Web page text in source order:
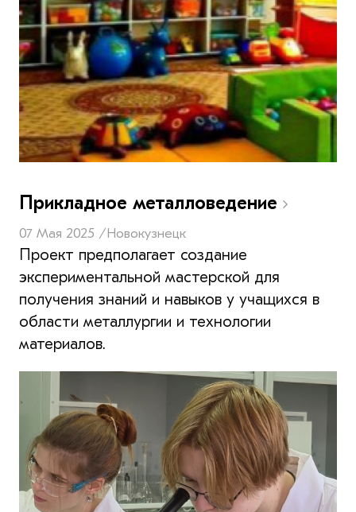
Прикладное металловедение
07 Мая 2025 /Новокузнецк
Проект предполагает создание
экспериментальной мастерской для
получения знаний и навыков у учащихся в
области металлургии и технологии
материалов.